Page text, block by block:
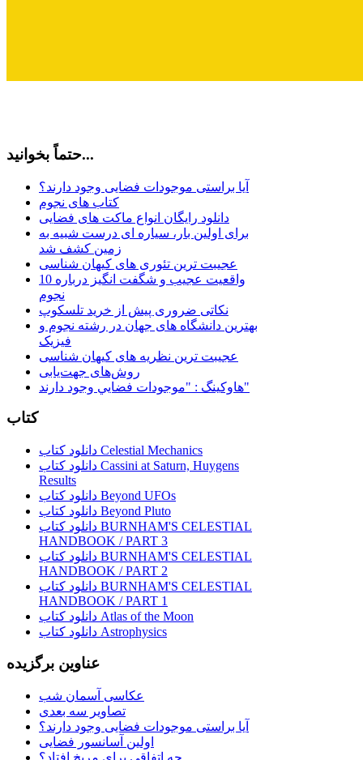
حتماً بخوانید...
آیا براستی موجودات فضایی وجود دارند؟
کتاب های نجوم
دانلود رایگان انواع ماکت های فضایی
برای اولین بار، سیاره ای درست شبیه به
زمین کشف شد
عجیبت ترین تئوری های کیهان شناسی
10 واقعیت عجیب و شگفت انگیز درباره
نجوم
نکاتی ضروری پیش از خرید تلسکوپ
بهترین دانشگاه های جهان در رشته نجوم و
فیزیک
عجیبت ترین نظریه های کیهان شناسی
روش‌های جهت‌یابی
هاوكينگ : "موجودات فضايي وجود دارند"
کتاب
دانلود کتاب Celestial Mechanics
دانلود کتاب Cassini at Saturn, Huygens
Results
دانلود کتاب Beyond UFOs
دانلود کتاب Beyond Pluto
دانلود کتاب BURNHAM'S CELESTIAL
HANDBOOK / PART 3
دانلود کتاب BURNHAM'S CELESTIAL
HANDBOOK / PART 2
دانلود کتاب BURNHAM'S CELESTIAL
HANDBOOK / PART 1
دانلود کتاب Atlas of the Moon
دانلود کتاب Astrophysics
عناوین برگزیده
عکاسی آسمان شب
تصاویر سه بعدی
آیا براستی موجودات فضایی وجود دارند؟
اولین آسانسور فضایی
چه اتفاقی برای مریخ افتاد؟